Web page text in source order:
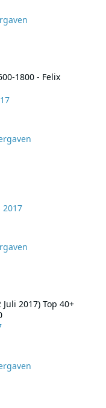
1800 - Felix
2017
2017) Top 40+